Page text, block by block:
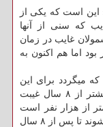
این است كه یكی از
كه سنی از آنها
غایب در زمان
اما هم اكنون به
كه میگردد برای این
طرح داشت اظهار داشت: تعداد كسانی كه بیشتر از ۸ سال غیبت
از هزار نفر است
اما هر ساله چند هزار نفر به غایبین اضافه می شوند تا پس از ۸ سال